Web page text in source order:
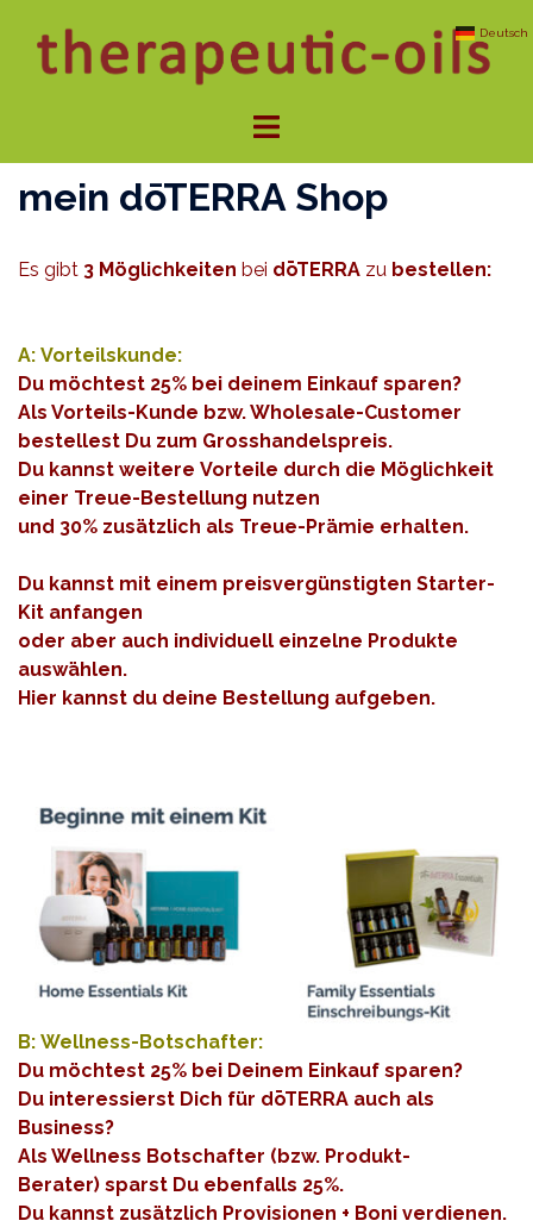
Inhalt
springen
Menü
mein dōTERRA Shop
Es gibt 3 Möglichkeiten bei dōTERRA zu bestellen:
A: Vorteilskunde:
Du möchtest 25% bei deinem Einkauf sparen?
Als Vorteils-Kunde bzw. Wholesale-Customer
bestellest Du zum Grosshandelspreis.
Du kannst weitere Vorteile durch die Möglichkeit
einer Treue-Bestellung nutzen
und 30% zusätzlich als Treue-Prämie erhalten.
Du kannst mit einem preisvergünstigten Starter-
Kit anfangen
oder aber auch individuell einzelne Produkte
auswählen.
Hier kannst du deine Bestellung aufgeben.
B: Wellness-Botschafter:
Du möchtest 25% bei Deinem Einkauf sparen?
Du interessierst Dich für dōTERRA auch als
Business?
Als Wellness Botschafter (bzw. Produkt-
Berater) sparst Du ebenfalls 25%.
Du kannst zusätzlich Provisionen + Boni verdienen.
Deutsch